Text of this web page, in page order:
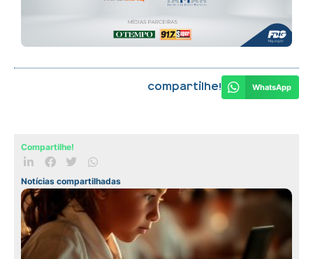
Compartilhe! WhatsApp
Compartilhe!
Notícias compartilhadas